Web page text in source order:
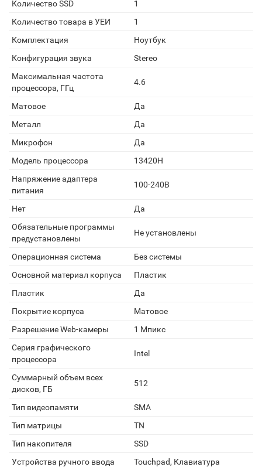
Количество SSD
1
Количество товара в УЕИ
1
Комплектация
Ноутбук
Конфигурация звука
Stereo
Максимальная частота
процессора, ГГц
4.6
Матовое
Да
Металл
Да
Микрофон
Да
Модель процессора
13420H
Напряжение адаптера
питания
100-240В
Нет
Да
Обязательные программы
предустановлены
Не установлены
Операционная система
Без системы
Основной материал корпуса
Пластик
Пластик
Да
Покрытие корпуса
Матовое
Разрешение Web-камеры
1 Мпикс
Серия графического
процессора
Intel
Суммарный объем всех
дисков, ГБ
512
Тип видеопамяти
SMA
Тип матрицы
TN
Тип накопителя
SSD
Устройства ручного ввода
Touchpad, Клавиатура